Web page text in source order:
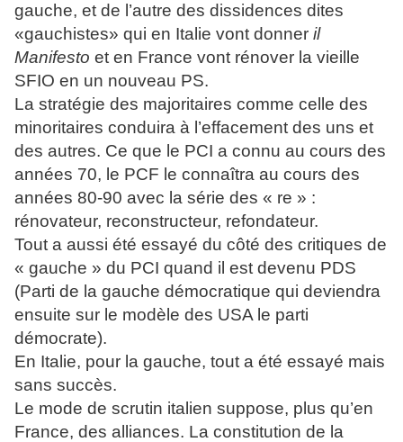
gauche, et de l’autre des dissidences dites
«gauchistes» qui en Italie vont donner il
Manifesto et en France vont rénover la vieille
SFIO en un nouveau PS.
La stratégie des majoritaires comme celle des
minoritaires conduira à l’effacement des uns et
des autres. Ce que le PCI a connu au cours des
années 70, le PCF le connaîtra au cours des
années 80-90 avec la série des « re » :
rénovateur, reconstructeur, refondateur.
Tout a aussi été essayé du côté des critiques de
« gauche » du PCI quand il est devenu PDS
(Parti de la gauche démocratique qui deviendra
ensuite sur le modèle des USA le parti
démocrate).
En Italie, pour la gauche, tout a été essayé mais
sans succès.
Le mode de scrutin italien suppose, plus qu’en
France, des alliances. La constitution de la